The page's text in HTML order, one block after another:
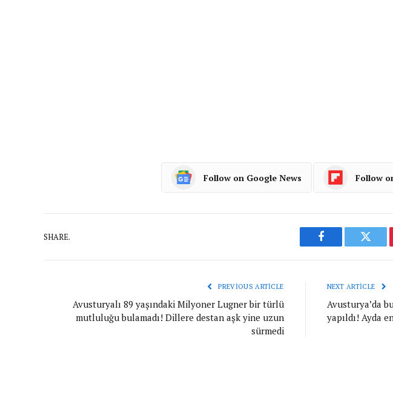
Follow on Google News Follow
SHARE.
Facebook
PREVIOUS ARTICLE
Avusturyalı 89 yaşındaki Milyoner Lugner bir türlü
mutluluğu bulamadı! Dillere destan aşk yine uzun
sürmedi
NEXT ARTICLE
Avusturya’da
yapıldı! Ayda